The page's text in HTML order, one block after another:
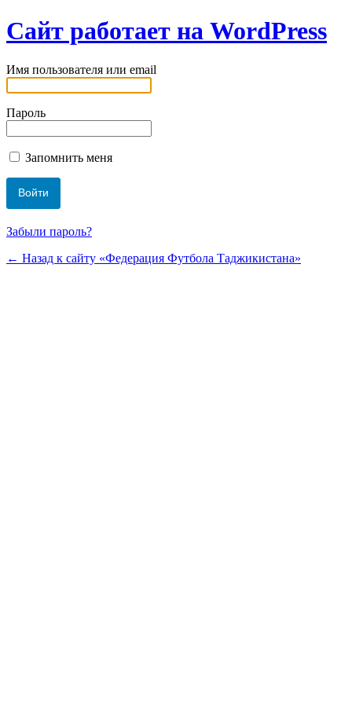
Сайт работает на WordPress
Имя пользователя или email
Пароль
Запомнить меня
Забыли пароль?
← Назад к сайту «Федерация Футбола Таджикистана»